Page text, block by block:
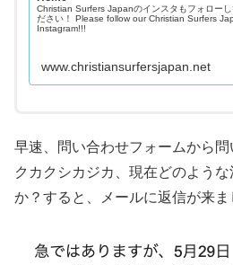
Christian Surfers Japanのインスタもフォローし
ださい！ Please follow our Christian Surfers
Instagram!!!
www.christiansurfersjapan.net
早速、問い合わせフォームから
クカクシカジカ、現在どのよう
か？すると、メールに返信が来ま